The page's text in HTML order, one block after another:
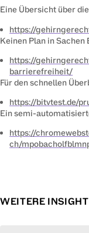
Eine Übersicht über
https://
Keinen Plan in
https://
barrierefreiheit/
Für den schnellen
https://bitvtest.de/
Ein semi-
https://
ch/
WEITERE